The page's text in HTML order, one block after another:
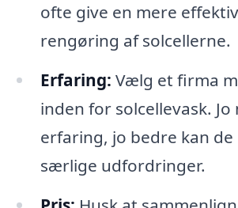
ofte give en mere
rengøring af solcellerne.
Erfaring: Vælg et firma
inden for solcellevask. Jo
erfaring, jo bedre kan
særlige udfordringer.